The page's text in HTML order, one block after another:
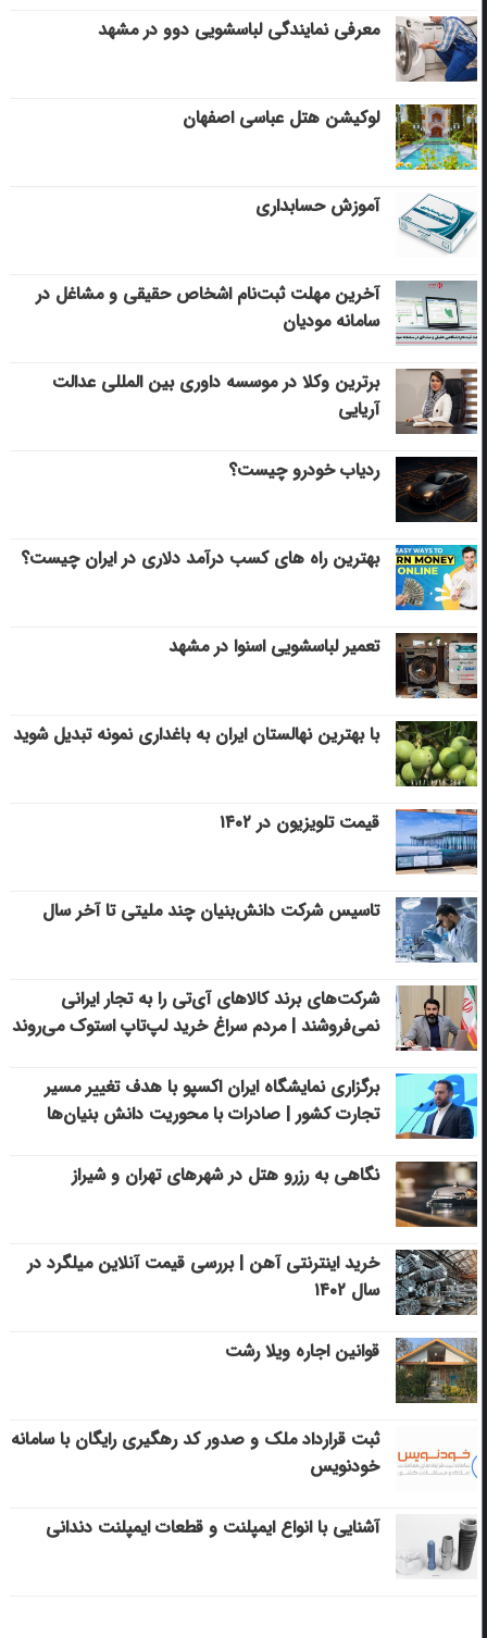
معرفی نمایندگی لباسشویی دوو در مشهد
لوکیشن هتل عباسی اصفهان
آموزش حسابداری
آخرین مهلت ثبت‌نام اشخاص حقیقی و مشاغل در
سامانه مودیان
برترین وکلا در موسسه داوری بین المللی عدالت
آریایی
ردیاب خودرو چیست؟
بهترین راه های کسب درآمد دلاری در ایران چیست؟
تعمیر لباسشویی اسنوا در مشهد
با بهترین نهالستان ایران به باغداری نمونه تبدیل شوید
قیمت تلویزیون در ۱۴۰۲
تاسیس شرکت دانش‌بنیان چند ملیتی تا آخر سال
شرکت‌های برند کالاهای آی‌تی را به تجار ایرانی
نمی‌فروشند | مردم سراغ خرید لپ‌تاپ استوک می‌روند
برگزاری نمایشگاه ایران اکسپو با هدف تغییر مسیر
تجارت کشور | صادرات با محوریت دانش بنیان‌ها
نگاهی به رزرو هتل در شهرهای تهران و شیراز
خرید اینترنتی آهن | بررسی قیمت آنلاین میلگرد در
سال ۱۴۰۲
قوانین اجاره ویلا رشت
ثبت قرارداد ملک و صدور کد رهگیری رایگان با سامانه
خودنویس
آشنایی با انواع ایمپلنت و قطعات ایمپلنت دندانی